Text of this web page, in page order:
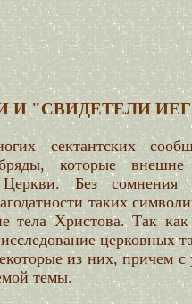
И "СВИДЕТЕЛИ
сектантских
которые внешне
Церкви. Без сомнения
таких
тела Христова. Так
церковных
из них, причем с
темы.